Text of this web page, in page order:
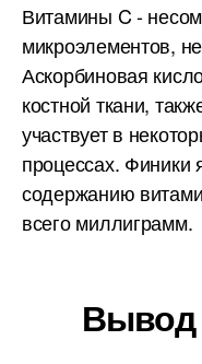
Витамины C -
микроэлементов,
Аскорбиновая
костной ткани,
участвует в
процессах. Финики
содержанию
всего миллиграмм.
Вывод